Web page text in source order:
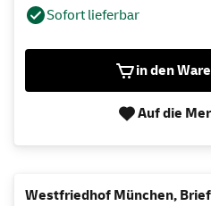
Sofort lieferbar
in den
Auf die
Westfriedhof München,